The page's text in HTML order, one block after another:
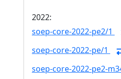
2022:
soep-core-2022-pe2/1
soep-core-2022-pe/1
soep-core-2022-pe2-